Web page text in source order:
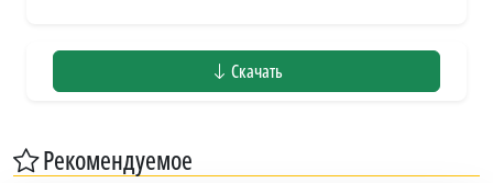
Скачать
Рекомендуемое